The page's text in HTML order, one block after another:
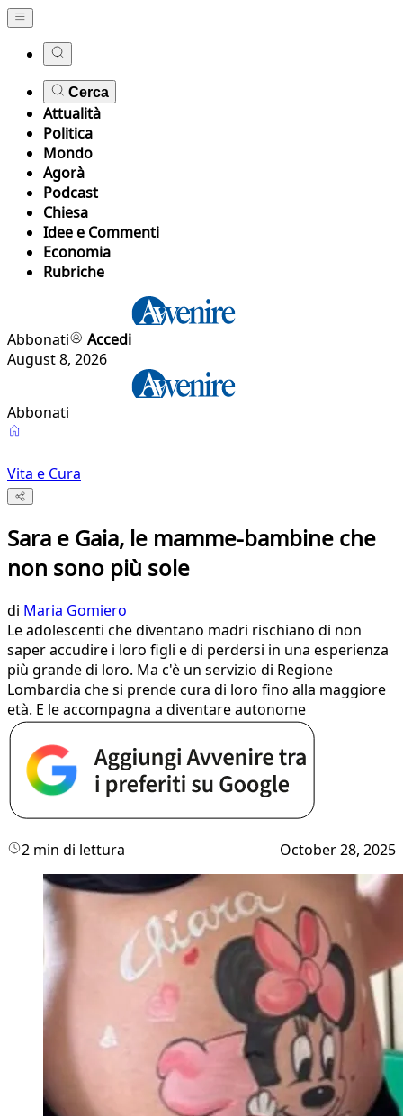
Cerca
Attualità
Politica
Mondo
Agorà
Podcast
Chiesa
Idee e Commenti
Economia
Rubriche
Abbonati
Accedi
August 8, 2026
Abbonati
Vita e Cura
Sara e Gaia, le mamme-bambine che
non sono più sole
di Maria Gomiero
Le adolescenti che diventano madri rischiano di non
saper accudire i loro figli e di perdersi in una esperienza
più grande di loro. Ma c'è un servizio di Regione
Lombardia che si prende cura di loro fino alla maggiore
età. E le accompagna a diventare autonome
2 min di lettura October 28, 2025